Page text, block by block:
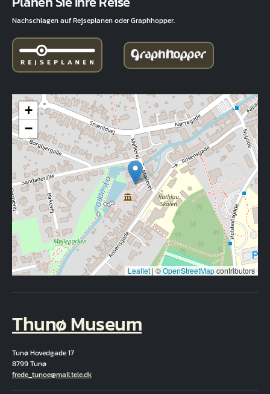
Nachschlagen auf Rejseplanen oder Graphhopper.
+
−
Leaflet | ©OpenStreetMapcontributors
Thunø Museum
Tunø Hovedgade 17
8799 Tunø
E-Mail
frede_tunoe@mail.tele.dk